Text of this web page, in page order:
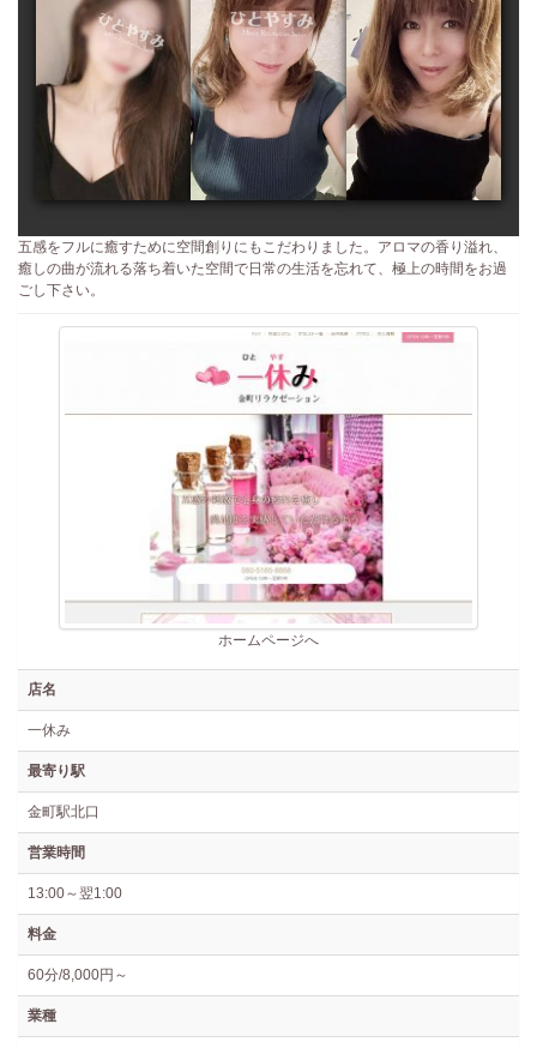
五感をフルに癒すために空間創りにもこだわりました。アロマの香り溢れ、
癒しの曲が流れる落ち着いた空間で日常の生活を忘れて、極上の時間をお過
ごし下さい。
ホームページへ
店名
一休み
最寄り駅
金町駅北口
営業時間
13:00～翌1:00
料金
60分/8,000円～
業種